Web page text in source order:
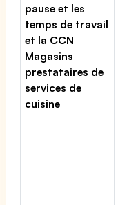
pause et les
temps de travail
et la CCN
Magasins
prestataires de
services de
cuisine